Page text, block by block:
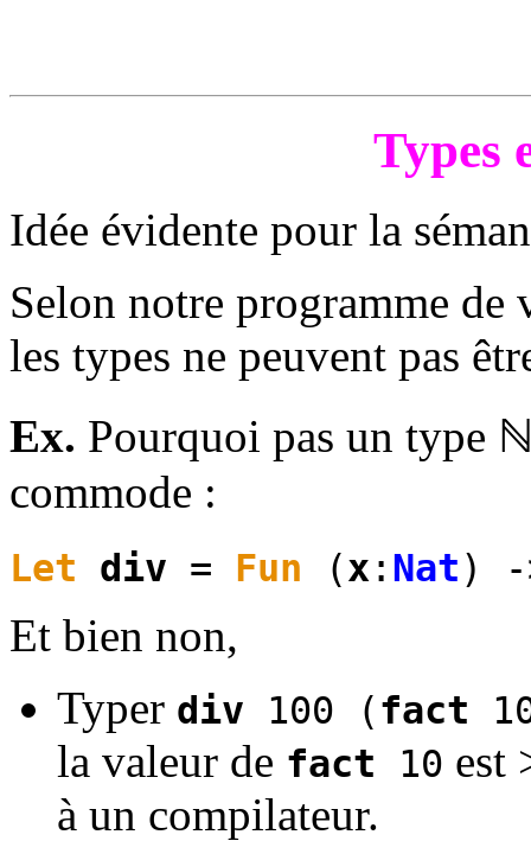
Types
Idée évidente pour la
Selon notre programme
les types ne peuvent pas
Ex. Pourquoi pas un type
commode :
Let div = Fun (x : Nat)
Et bien non,
Typer div 100 (fact
la valeur de fact 10 est
à un compilateur.